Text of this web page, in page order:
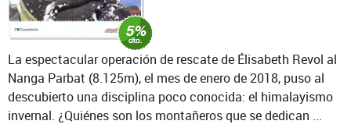
La espectacular operación de rescate de Élisabeth Revol al
Nanga Parbat (8.125m), el mes de enero de 2018, puso al
descubierto una disciplina poco conocida: el himalayismo
invernal. ¿Quiénes son los montañeros que se dedican ...